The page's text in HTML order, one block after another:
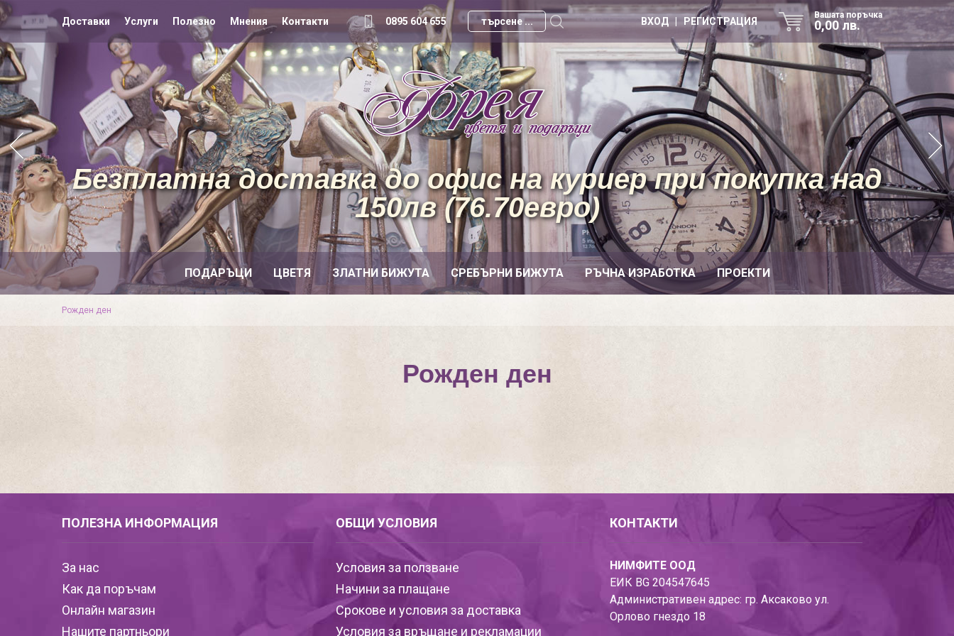
Доставки Услуги Полезно Мнения Контакти 0895 604 655
Вашата поръчка
0,00 лв.
ВХОД | РЕГИСТРАЦИЯ
ПОДАРЪЦИ ЦВЕТЯ ЗЛАТНИ БИЖУТА СРЕБЪРНИ БИЖУТА РЪЧНА ИЗРАБОТКА ПРОЕКТИ
Безплатна доставка до офис на куриер при покупка над
150лв (76.70евро)
Рожден ден
Рожден ден
ПОЛЕЗНА ИНФОРМАЦИЯ
За нас
Как да поръчам
Онлайн магазин
Нашите партньори
ОБЩИ УСЛОВИЯ
Условия за ползване
Начини за плащане
Срокове и условия за доставка
Условия за връщане и рекламации
КОНТАКТИ
НИМФИТЕ ООД
ЕИК BG 204547645
Административен адрес: гр. Аксаково ул.
Орлово гнездо 18